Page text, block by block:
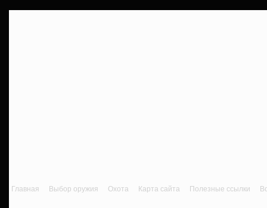
Главная Выбор оружия Охота Карта сайта Полезные ссылки